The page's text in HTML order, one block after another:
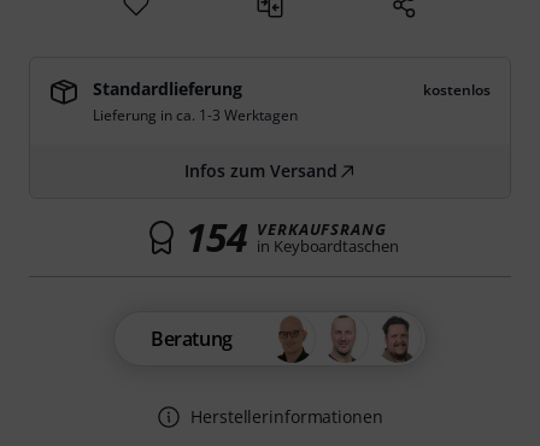
Standardlieferung
kostenlos
Lieferung in ca. 1-3 Werktagen
Infos zum Versand
154 VERKAUFSRANG
in Keyboardtaschen
Beratung
Herstellerinformationen